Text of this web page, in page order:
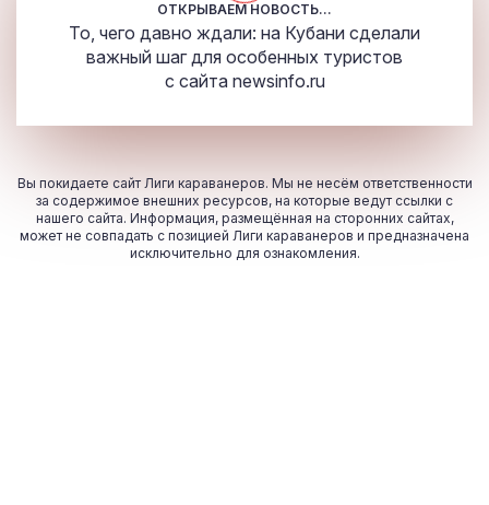
ОТКРЫВАЕМ НОВОСТЬ...
То, чего давно ждали: на Кубани сделали
важный шаг для особенных туристов
с сайта newsinfo.ru
Вы покидаете сайт Лиги караванеров. Мы не несём ответственности
за содержимое внешних ресурсов, на которые ведут ссылки с
нашего сайта. Информация, размещённая на сторонних сайтах,
может не совпадать с позицией Лиги караванеров и предназначена
исключительно для ознакомления.